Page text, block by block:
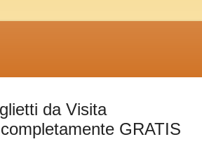
da Visita
GRATIS